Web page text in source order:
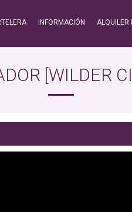
INFORMACIÓN ALQUILER
[WILDER